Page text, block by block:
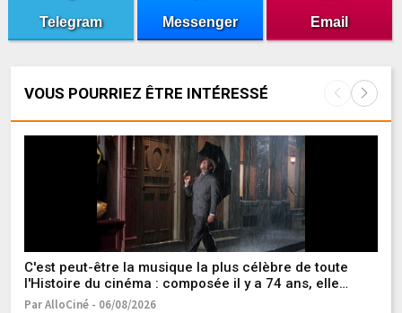
Telegram Messenger Email
VOUS POURRIEZ ÊTRE INTÉRESSÉ
C'est peut-être la musique la plus célèbre de toute
l'Histoire du cinéma : composée il y a 74 ans, elle
résonne encore en boucle dans nos têtes
Par AlloCiné - 06/08/2026